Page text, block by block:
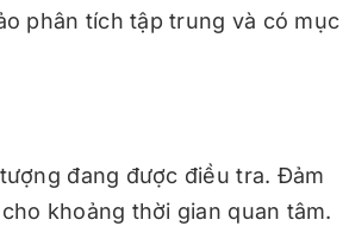
phân tích tập trung và có mục
đang được điều tra. Đảm
khoảng thời gian quan tâm.